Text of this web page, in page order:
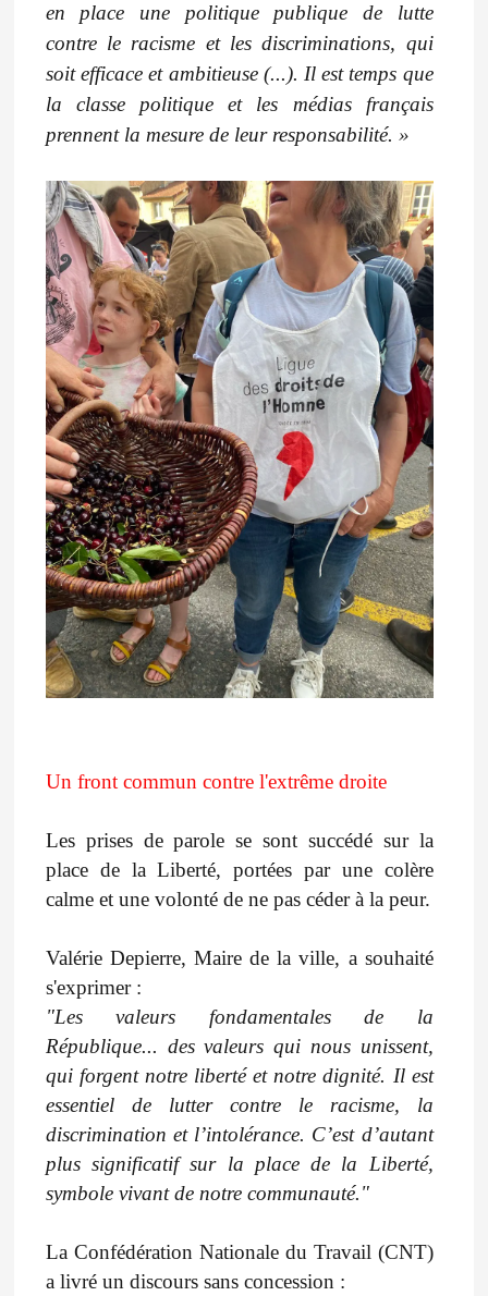
en place une politique publique de lutte
contre le racisme et les discriminations, qui
soit efficace et ambitieuse (...). Il est temps que
la classe politique et les médias français
prennent la mesure de leur responsabilité. »
Un front commun contre l'extrême droite
Les prises de parole se sont succédé sur la
place de la Liberté, portées par une colère
calme et une volonté de ne pas céder à la peur.
Valérie Depierre, Maire de la ville, a souhaité
s'exprimer :
"Les valeurs fondamentales de la
République... des valeurs qui nous unissent,
qui forgent notre liberté et notre dignité. Il est
essentiel de lutter contre le racisme, la
discrimination et l’intolérance. C’est d’autant
plus significatif sur la place de la Liberté,
symbole vivant de notre communauté."
La Confédération Nationale du Travail (CNT)
a livré un discours sans concession :